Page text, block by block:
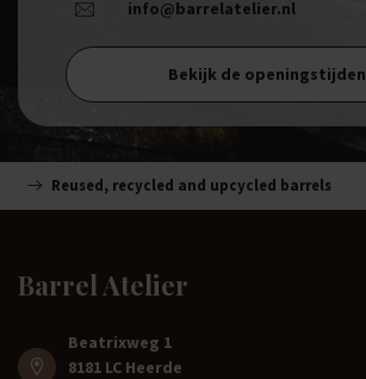
info@barrelatelier.nl
Bekijk de openingstijden
Reused, recycled and upcycled barrels
Barrel Atelier
Beatrixweg 1
8181 LC Heerde